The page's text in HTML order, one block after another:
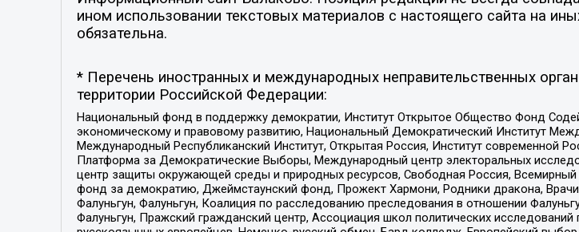
ином использовании текстовых материалов с настоящего сайта на
обязательна.
* Перечень иностранных и международных неправительственных
территории Российской Федерации:
Национальный фонд в поддержку демократии, Институт Открытое Общество Фонд
экономическому и правовому развитию, Национальный Демократический Институт
Международный Республиканский Институт, Открытая Россия, Институт современной
Платформа за Демократические Выборы, Международный центр электоральных
центр защиты окружающей среды и природных ресурсов, Свободная Россия, Всемирный
фонд за демократию, Джеймстаунский фонд, Прожект Хармони, Родники дракона,
Фалуньгун, Фалуньгун, Коалиция по расследованию преследования в отношении
Фалуньгун, Пражский гражданский центр, Ассоциация школ политических